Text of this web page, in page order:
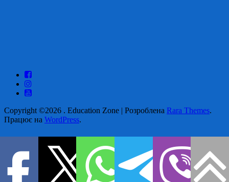
Copyright ©2026 . Education Zone | Розроблена Rara Themes.
Працює на WordPress.